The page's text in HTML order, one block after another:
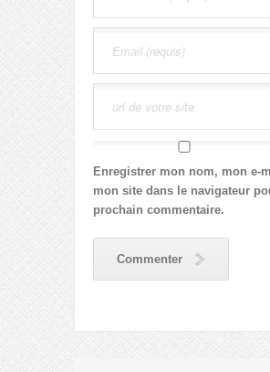
Enregistrer mon nom, mon e-
mon site dans le navigateur
prochain commentaire.
Commenter